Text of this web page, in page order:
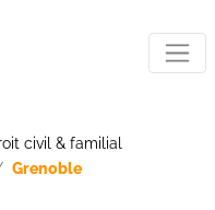
civil & familial
Grenoble